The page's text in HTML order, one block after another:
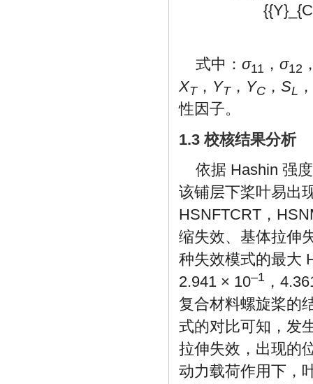
式中： σ11 ， σ12
XT， YT， YC ， SL ，
性因子。
1.3 校核结果分析
依据 Hashin 强
该铺层下桨叶易出
HSNFTCRT，
缩失效、基体拉伸
种失效模式的最大
2.941 × 10–1 ，
复合材料螺旋桨的
式的对比可知，发
拉伸失效，出现的
动力载荷作用下，